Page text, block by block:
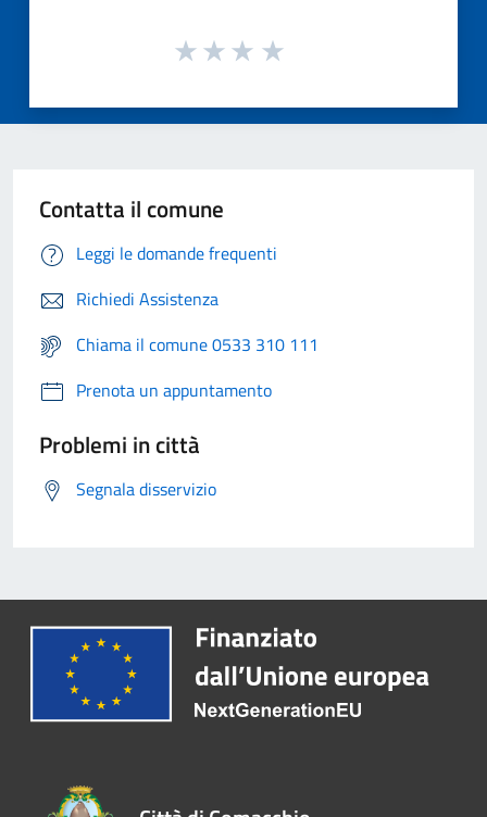
Contatta il comune
Leggi le domande frequenti
Richiedi Assistenza
Chiama il comune 0533 310 111
Prenota un appuntamento
Problemi in città
Segnala disservizio